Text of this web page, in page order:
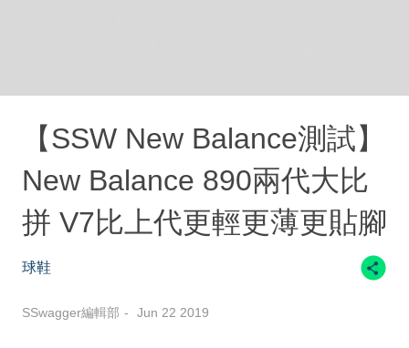
【SSW New Balance測試】
New Balance 890兩代大比
拼 V7比上代更輕更薄更貼腳
球鞋
SSwagger編輯部 Jun 22 2019